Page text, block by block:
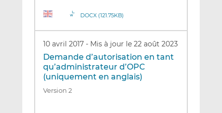
DOCX (121.75KB)
10 avril 2017 - Mis à jour le 22 août 2023
Demande d’autorisation en tant
qu’administrateur d’OPC
(uniquement en anglais)
Version 2